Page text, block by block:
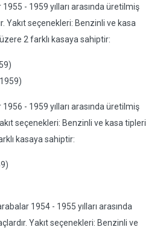
- 1959 yılları arasında üretilmiş
Yakıt seçenekleri: Benzinli ve kasa
2 farklı kasaya sahiptir:
- 1959 yılları arasında üretilmiş
seçenekleri: Benzinli ve kasa tipleri
kasaya sahiptir:
1954 - 1955 yılları arasında
Yakıt seçenekleri: Benzinli ve